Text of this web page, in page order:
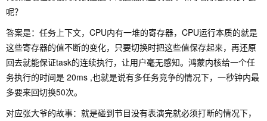
呢？
答案是：任务上下文，CPU内有一堆的寄存器，CPU运行本质的就是
这些寄存器的值不断的变化，只要切换时把这些值保存起来，再还原
回去就能保证task的连续执行，让用户毫无感知。鸿蒙内核给一个任
务执行的时间是 20ms ,也就是说有多任务竞争的情况下，一秒钟内最
多要来回切换50次。
对应张大爷的故事：就是碰到节目没有表演完就必须打断的情况下，